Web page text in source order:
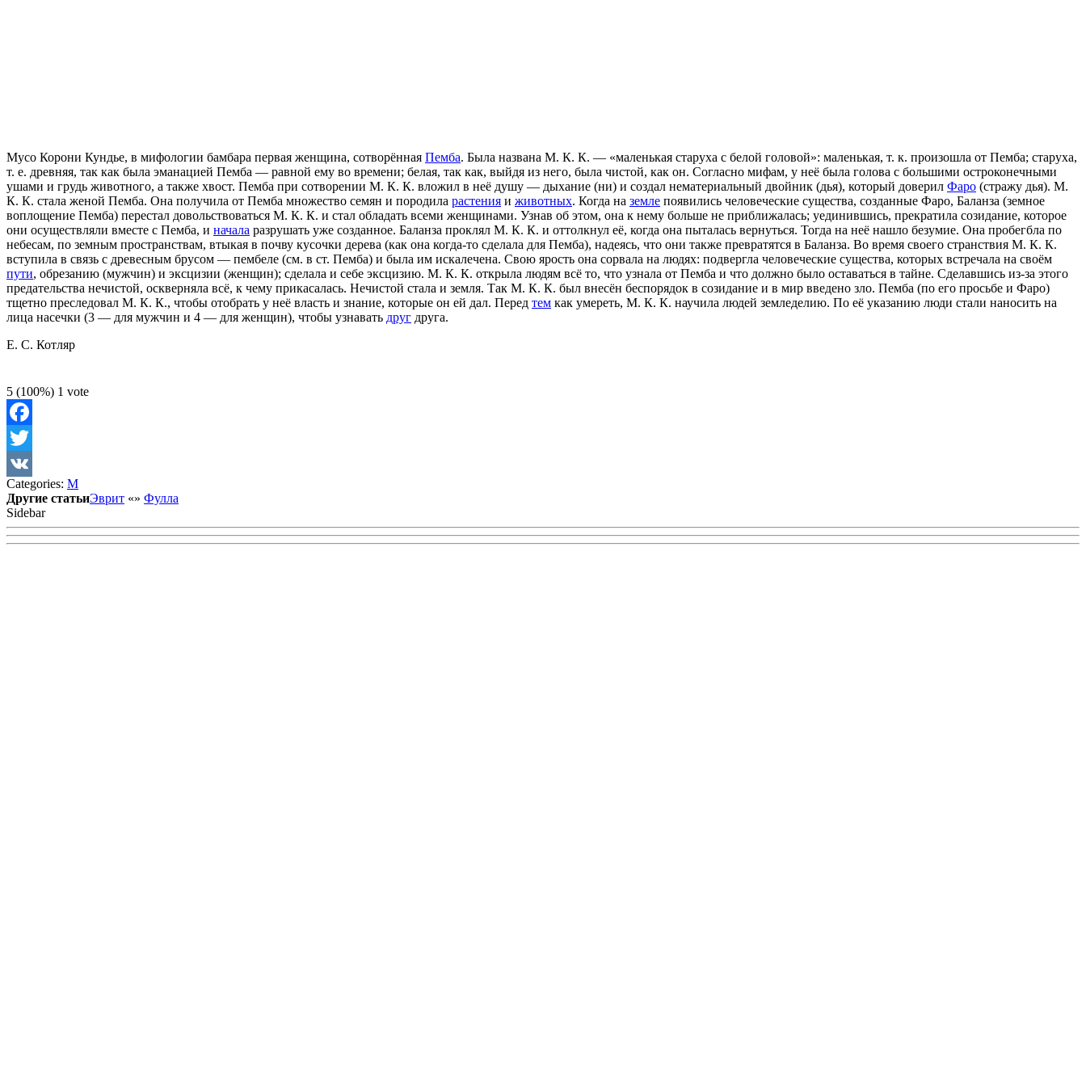
Мусо Корони Кундье, в мифологии бамбара первая женщина, сотворённая Пемба. Была названа М. К. К. — «маленькая старуха с белой головой»: маленькая, т. к. произошла от Пемба; старуха,
т. е. древняя, так как была эманацией Пемба — равной ему во времени; белая, так как, выйдя из него, была чистой, как он. Согласно мифам, у неё была голова с большими остроконечными
ушами и грудь животного, а также хвост. Пемба при сотворении М. К. К. вложил в неё душу — дыхание (ни) и создал нематериальный двойник (дья), который доверил Фаро (стражу дья). М.
К. К. стала женой Пемба. Она получила от Пемба множество семян и породила растения и животных. Когда на земле появились человеческие существа, созданные Фаро, Баланза (земное
воплощение Пемба) перестал довольствоваться М. К. К. и стал обладать всеми женщинами. Узнав об этом, она к нему больше не приближалась; уединившись, прекратила созидание, которое
они осуществляли вместе с Пемба, и начала разрушать уже созданное. Баланза проклял М. К. К. и оттолкнул её, когда она пыталась вернуться. Тогда на неё нашло безумие. Она пробегбла по
небесам, по земным пространствам, втыкая в почву кусочки дерева (как она когда-то сделала для Пемба), надеясь, что они также превратятся в Баланза. Во время своего странствия М. К. К.
вступила в связь с древесным брусом — пембеле (см. в ст. Пемба) и была им искалечена. Свою ярость она сорвала на людях: подвергла человеческие существа, которых встречала на своём
пути, обрезанию (мужчин) и эксцизии (женщин); сделала и себе эксцизию. М. К. К. открыла людям всё то, что узнала от Пемба и что должно было оставаться в тайне. Сделавшись из-за этого
предательства нечистой, оскверняла всё, к чему прикасалась. Нечистой стала и земля. Так М. К. К. был внесён беспорядок в созидание и в мир введено зло. Пемба (по его просьбе и Фаро)
тщетно преследовал М. К. К., чтобы отобрать у неё власть и знание, которые он ей дал. Перед тем как умереть, М. К. К. научила людей земледелию. По её указанию люди стали наносить на
лица насечки (3 — для мужчин и 4 — для женщин), чтобы узнавать друг друга.
Е. С. Котляр
5 (100%) 1 vote
Facebook
Twitter
VK
Categories: М
Другие статьиЭврит «» Фулла
Sidebar